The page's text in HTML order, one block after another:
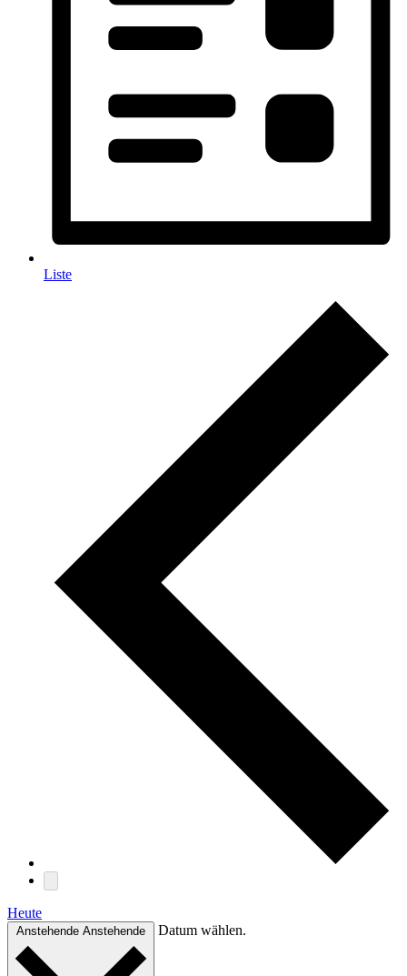
Liste
Heute
Anstehende Anstehende Datum wählen.